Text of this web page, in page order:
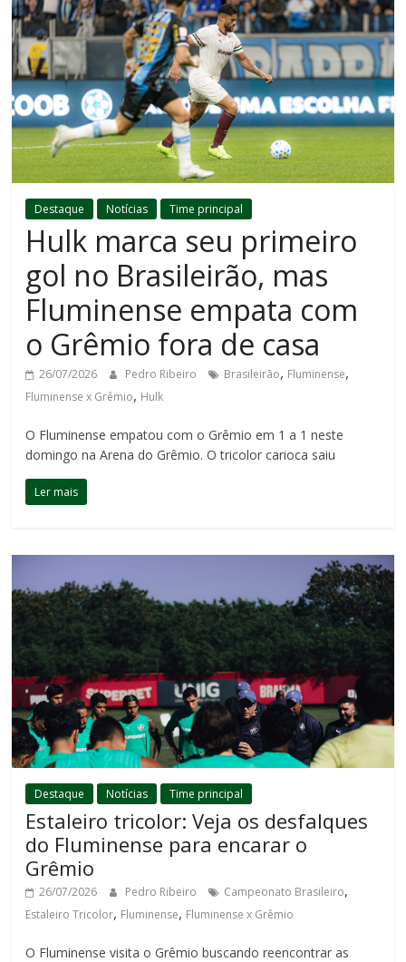
Destaque Notícias Time principal
Hulk marca seu primeiro
gol no Brasileirão, mas
Fluminense empata com
o Grêmio fora de casa
26/07/2026 Pedro Ribeiro Brasileirão, Fluminense,
Fluminense x Grêmio, Hulk
O Fluminense empatou com o Grêmio em 1 a 1 neste
domingo na Arena do Grêmio. O tricolor carioca saiu
Ler mais
Destaque Notícias Time principal
Estaleiro tricolor: Veja os desfalques
do Fluminense para encarar o
Grêmio
26/07/2026 Pedro Ribeiro Campeonato Brasileiro,
Estaleiro Tricolor, Fluminense, Fluminense x Grêmio
O Fluminense visita o Grêmio buscando reencontrar as